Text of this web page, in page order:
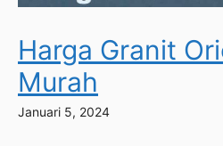
Harga Granit
Murah
Januari 5, 2024